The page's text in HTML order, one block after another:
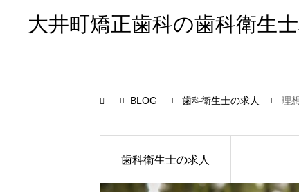
大井町矯正歯科の歯科衛生
BLOG 歯科衛生士の求人 理
歯科衛生士の求人